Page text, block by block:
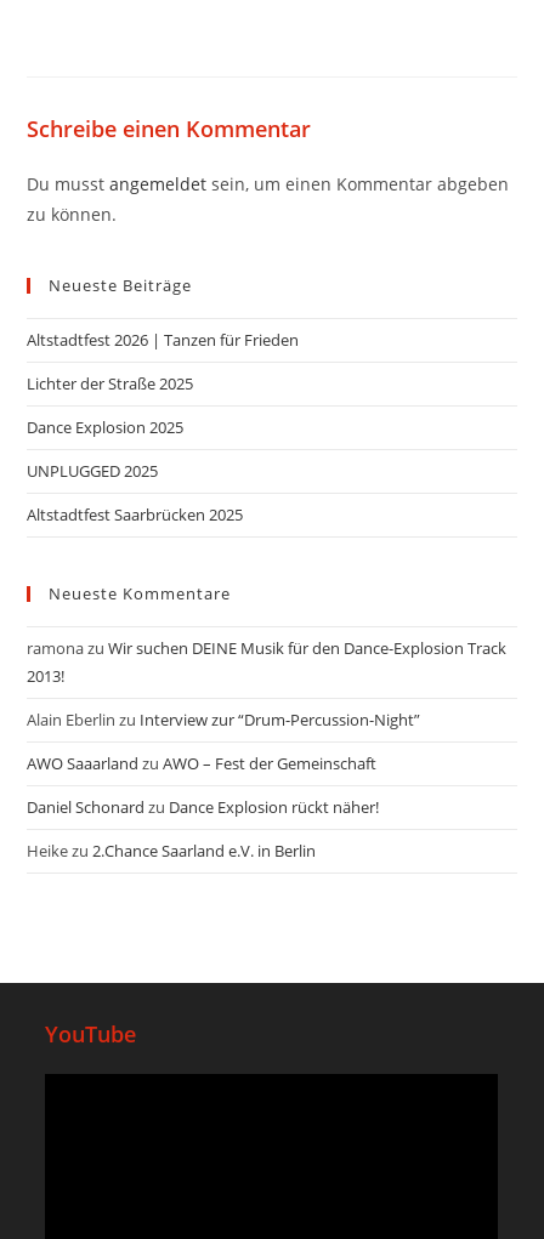
Schreibe einen Kommentar
Du musstangemeldet sein, um einen Kommentar abgeben
zu können.
Neueste Beiträge
Altstadtfest 2026 | Tanzen für Frieden
Lichter der Straße 2025
Dance Explosion 2025
UNPLUGGED 2025
Altstadtfest Saarbrücken 2025
Neueste Kommentare
ramonazuWir suchen DEINE Musik für den Dance-Explosion Track
2013!
Alain Eberlin zu Interview zur “Drum-Percussion-Night”
AWO Saaarland zuAWO – Fest der Gemeinschaft
Daniel Schonard zu Dance Explosion rückt näher!
Heikezu2.Chance Saarland e.V. in Berlin
YouTube